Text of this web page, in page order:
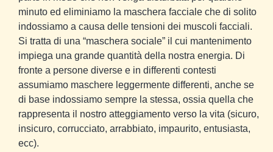
minuto ed eliminiamo la maschera facciale che di solito
indossiamo a causa delle tensioni dei muscoli facciali.
Si tratta di una “maschera sociale” il cui mantenimento
impiega una grande quantità della nostra energia. Di
fronte a persone diverse e in differenti contesti
assumiamo maschere leggermente differenti, anche se
di base indossiamo sempre la stessa, ossia quella che
rappresenta il nostro atteggiamento verso la vita (sicuro,
insicuro, corrucciato, arrabbiato, impaurito, entusiasta,
ecc).